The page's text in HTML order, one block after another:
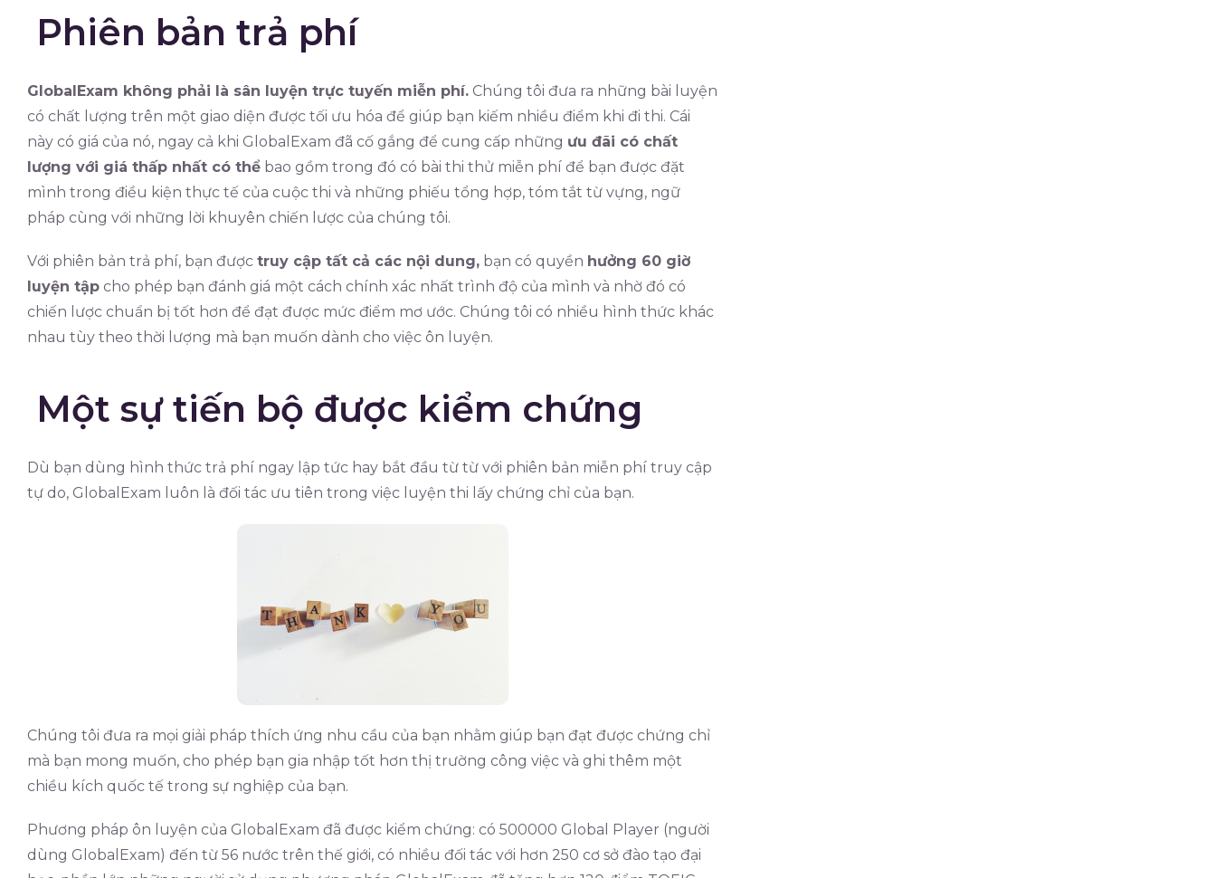
Phiên bản trả phí
GlobalExam không phải là sân luyện trực tuyến miễn phí. Chúng tôi đưa ra những bài luyện
có chất lượng trên một giao diện được tối ưu hóa để giúp bạn kiếm nhiều điểm khi đi thi. Cái
này có giá của nó, ngay cả khi GlobalExam đã cố gắng để cung cấp những ưu đãi có chất
lượng với giá thấp nhất có thể bao gồm trong đó có bài thi thử miễn phí để bạn được đặt
mình trong điều kiện thực tế của cuộc thi và những phiếu tổng hợp, tóm tắt từ vựng, ngữ
pháp cùng với những lời khuyên chiến lược của chúng tôi.
Với phiên bản trả phí, bạn được truy cập tất cả các nội dung, bạn có quyền hưởng 60 giờ
luyện tập cho phép bạn đánh giá một cách chính xác nhất trình độ của mình và nhờ đó có
chiến lược chuẩn bị tốt hơn để đạt được mức điểm mơ ước. Chúng tôi có nhiều hình thức khác
nhau tùy theo thời lượng mà bạn muốn dành cho việc ôn luyện.
Một sự tiến bộ được kiểm chứng
Dù bạn dùng hình thức trả phí ngay lập tức hay bắt đầu từ từ với phiên bản miễn phí truy cập
tự do, GlobalExam luôn là đối tác ưu tiên trong việc luyện thi lấy chứng chỉ của bạn.
Chúng tôi đưa ra mọi giải pháp thích ứng nhu cầu của bạn nhằm giúp bạn đạt được chứng chỉ
mà bạn mong muốn, cho phép bạn gia nhập tốt hơn thị trường công việc và ghi thêm một
chiều kích quốc tế trong sự nghiệp của bạn.
Phương pháp ôn luyện của GlobalExam đã được kiểm chứng: có 500000 Global Player (người
dùng GlobalExam) đến từ 56 nước trên thế giới, có nhiều đối tác với hơn 250 cơ sở đào tạo đại